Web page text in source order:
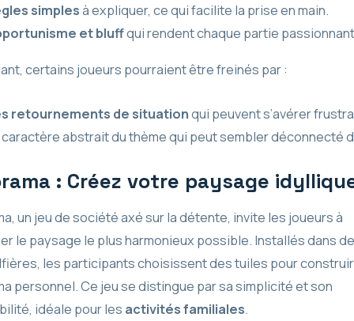
simplesà expliquer, ce qui facilite la prise en main.
et bluffqui rendent chaque partie
certains joueurs pourraient être freinés par :
retournements de situationqui peuvent s’avérer
abstrait du thème qui peut sembler déconnecté
: Créez votre paysage
un jeu de société axé sur la détente, invite les joueurs à
le paysage le plus harmonieux possible. Installés dans
les participants choisissent des tuiles pour
personnel. Ce jeu se distingue par sa simplicité et son
idéale pour les activités familiales.